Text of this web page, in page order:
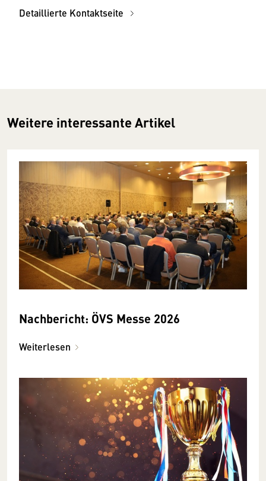
Detaillierte Kontaktseite
Weitere interessante Artikel
Nachbericht: ÖVS Messe 2026
Weiterlesen